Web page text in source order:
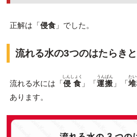
正解は「侵食」でした。
流れる水の3つのはたらき
流れる水には「侵食
しんしょく
」「運搬
うんぱん
」「
たい
あります。